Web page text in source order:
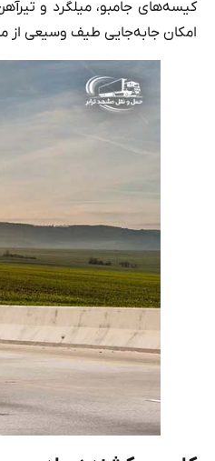
کیسه‌های جامبو، میلگرد و
امکان جابه‌جایی طیف وسیعی از